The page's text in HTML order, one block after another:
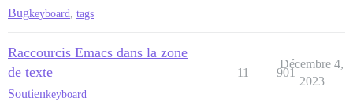
Bugkeyboard tags
Raccourcis Emacs dans la zone
de texte
Soutienkeyboard
11 901
Décembre 4,
2023